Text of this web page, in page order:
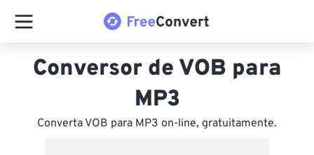
Conversor de VOB para
MP3
Converta VOB para MP3 on-line, gratuitamente.